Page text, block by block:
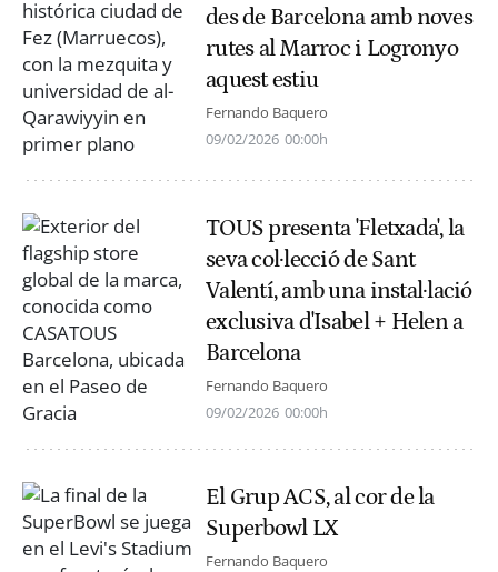
des de Barcelona amb noves
rutes al Marroc i Logronyo
aquest estiu
Fernando Baquero
09/02/2026 00:00h
TOUS presenta 'Fletxada', la
seva col·lecció de Sant
Valentí, amb una instal·lació
exclusiva d'Isabel + Helen a
Barcelona
Fernando Baquero
09/02/2026 00:00h
El Grup ACS, al cor de la
Superbowl LX
Fernando Baquero